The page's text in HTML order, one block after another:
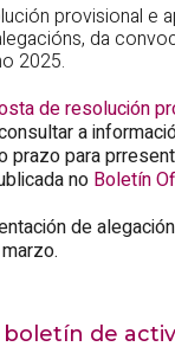
provisional e
da
2025.
de resolución
a
prazo para
no Boletín
de
de